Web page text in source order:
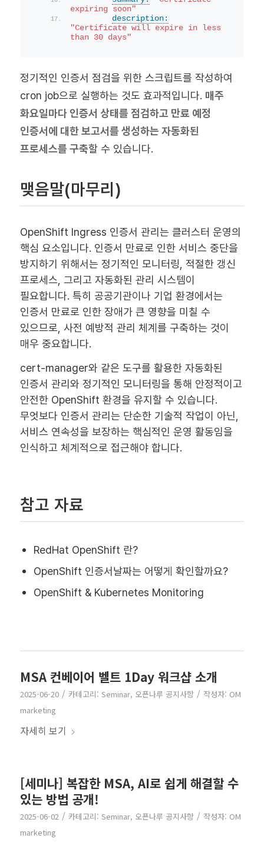
expiring soon"
description:
"Certificate will expire in less
than 30 days"
정기적인 인증서 점검을 위한 스크립트를 작성하여
cron job으로 실행하는 것도 효과적입니다. 매주
화요일마다 인증서 상태를 점검하고 만료 예정
인증서에 대한 보고서를 생성하는 자동화된
프로세스를 구축할 수 있습니다.
맺음말(마무리)
OpenShift Ingress 인증서 관리는 클러스터 운영의
핵심 요소입니다. 인증서 만료로 인한 서비스 중단을
방지하기 위해서는 정기적인 모니터링, 적절한 갱신
프로세스, 그리고 자동화된 관리 시스템이
필요합니다. 특히 공공기관이나 기업 환경에서는
인증서 만료로 인한 장애가 큰 영향을 미칠 수
있으므로, 사전 예방적 관리 체계를 구축하는 것이
매우 중요합니다.
cert-manager와 같은 도구를 활용한 자동화된
인증서 관리와 정기적인 모니터링을 통해 안정적이고
안전한 OpenShift 환경을 유지할 수 있습니다.
무엇보다 인증서 관리는 단순한 기술적 작업이 아닌,
서비스 연속성을 보장하는 핵심적인 운영 활동임을
인식하고 체계적으로 접근해야 합니다.
참고 자료
RedHat OpenShift 란?
OpenShift 인증서날짜는 어떻게 확인할까요?
OpenShift & Kubernetes Monitoring
MSA 컨베이어 벨트 1Day 워크샵 소개
2025-06-20 / 카테고리: Seminar, 오픈나루 공지사항 / 작성자: OM
marketing
자세히 보기
[세미나] 복잡한 MSA, AI로 쉽게 해결할 수
있는 방법 공개!
2025-06-02 / 카테고리: Seminar, 오픈나루 공지사항 / 작성자: OM
marketing